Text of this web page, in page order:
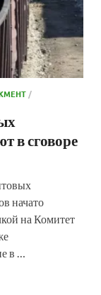
/
в сговоре
начато
на Комитет
в …